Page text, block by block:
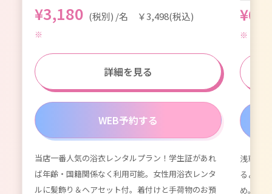
¥3,180 (税別) /名 ￥3,498(税込)
詳細を見る
WEB予約する
当店一番人気の浴衣レンタルプラン！学生証があれ
ば年齢・国籍関係なく利用可能。女性用浴衣レンタ
ルに髪飾り＆ヘアセット付。着付けと手荷物のお預
浅草浴
るより
め。数